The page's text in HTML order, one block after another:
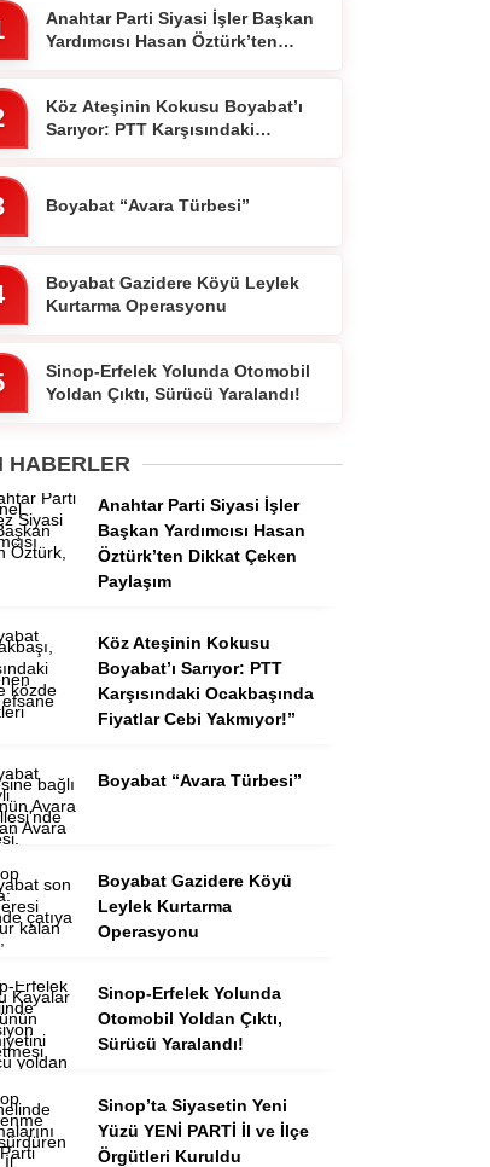
Anahtar Parti Siyasi İşler Başkan
Yardımcısı Hasan Öztürk’ten
Köz Ateşinin Kokusu Boyabat’ı
Sarıyor: PTT Karşısındaki
Boyabat “Avara Türbesi”
Boyabat Gazidere Köyü Leylek
Kurtarma Operasyonu
Sinop-Erfelek Yolunda Otomobil
Yoldan Çıktı, Sürücü Yaralandı!
HABERLER
Anahtar Parti Siyasi İşler
Başkan Yardımcısı Hasan
Öztürk’ten Dikkat Çeken
Paylaşım
Köz Ateşinin Kokusu
Boyabat’ı Sarıyor: PTT
Karşısındaki Ocakbaşında
Fiyatlar Cebi Yakmıyor!”
Boyabat “Avara Türbesi”
Boyabat Gazidere Köyü
Leylek Kurtarma
Operasyonu
Sinop-Erfelek Yolunda
Otomobil Yoldan Çıktı,
Sürücü Yaralandı!
Sinop’ta Siyasetin Yeni
Yüzü YENİ PARTİ İl ve İlçe
Örgütleri Kuruldu